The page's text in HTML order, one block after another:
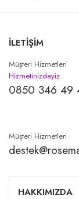
İLETİŞİM
Müşteri Hizmetleri
Hizmetinizdeyiz
0850 346 49
Müşteri Hizmetleri
HAKKIMIZDA